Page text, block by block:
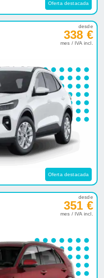
Oferta destacada
desde
338 €
mes / IVA incl.
Oferta destacada
desde
351 €
mes / IVA incl.